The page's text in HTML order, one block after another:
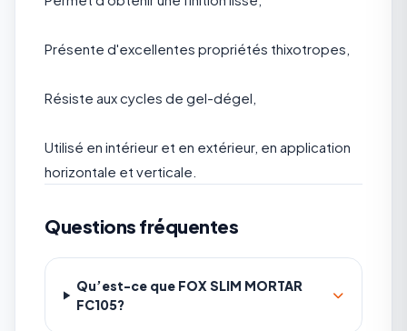
Présente d'excellentes propriétés thixotropes,
Résiste aux cycles de gel-dégel,
Utilisé en intérieur et en extérieur, en application
horizontale et verticale.
Questions fréquentes
Qu’est-ce que FOX SLIM MORTAR
FC105?